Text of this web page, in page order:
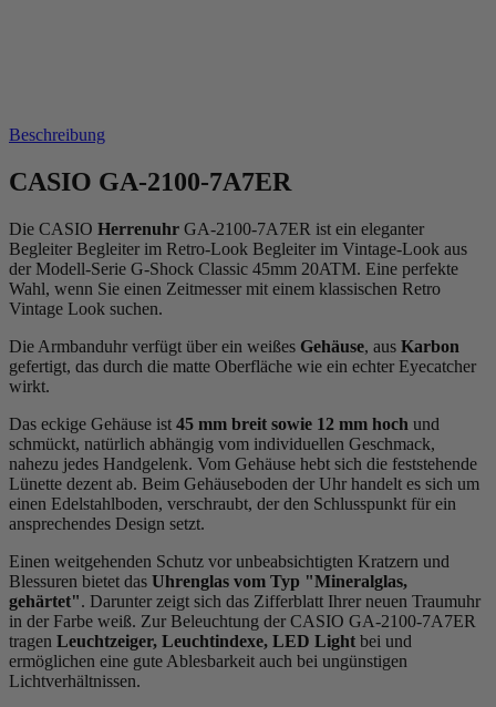
Beschreibung
CASIO GA-2100-7A7ER
Die CASIO Herrenuhr GA-2100-7A7ER ist ein eleganter
Begleiter Begleiter im Retro-Look Begleiter im Vintage-Look aus
der Modell-Serie G-Shock Classic 45mm 20ATM. Eine perfekte
Wahl, wenn Sie einen Zeitmesser mit einem klassischen Retro
Vintage Look suchen.
Die Armbanduhr verfügt über ein weißes Gehäuse, aus Karbon
gefertigt, das durch die matte Oberfläche wie ein echter Eyecatcher
wirkt.
Das eckige Gehäuse ist 45 mm breit sowie 12 mm hoch und
schmückt, natürlich abhängig vom individuellen Geschmack,
nahezu jedes Handgelenk. Vom Gehäuse hebt sich die feststehende
Lünette dezent ab. Beim Gehäuseboden der Uhr handelt es sich um
einen Edelstahlboden, verschraubt, der den Schlusspunkt für ein
ansprechendes Design setzt.
Einen weitgehenden Schutz vor unbeabsichtigten Kratzern und
Blessuren bietet das Uhrenglas vom Typ "Mineralglas,
gehärtet". Darunter zeigt sich das Zifferblatt Ihrer neuen Traumuhr
in der Farbe weiß. Zur Beleuchtung der CASIO GA-2100-7A7ER
tragen Leuchtzeiger, Leuchtindexe, LED Light bei und
ermöglichen eine gute Ablesbarkeit auch bei ungünstigen
Lichtverhältnissen.